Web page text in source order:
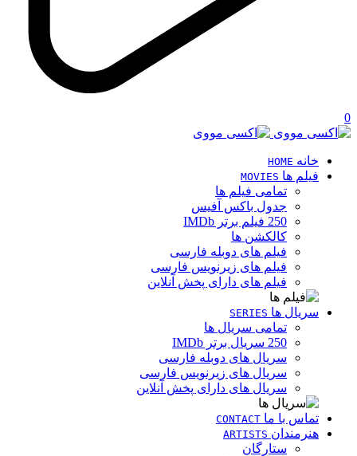
0
خانه HOME
فیلم ها MOVIES
تمامی فیلم ها
جدول باکس آفیس
250 فیلم برتر IMDb
کالکشن ها
فیلم های دوبله فارسی
فیلم های زیرنویس فارسی
فیلم های دارای پخش آنلاین
سریال ها SERIES
تمامی سریال ها
250 سریال برتر IMDb
سریال های دوبله فارسی
سریال های زیرنویس فارسی
سریال های دارای پخش آنلاین
تماس با ما CONTACT
هنرمندان ARTISTS
ستارگان